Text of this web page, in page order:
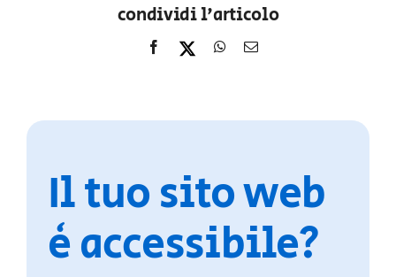
condividi l'articolo
Il tuo sito web
è accessibile?